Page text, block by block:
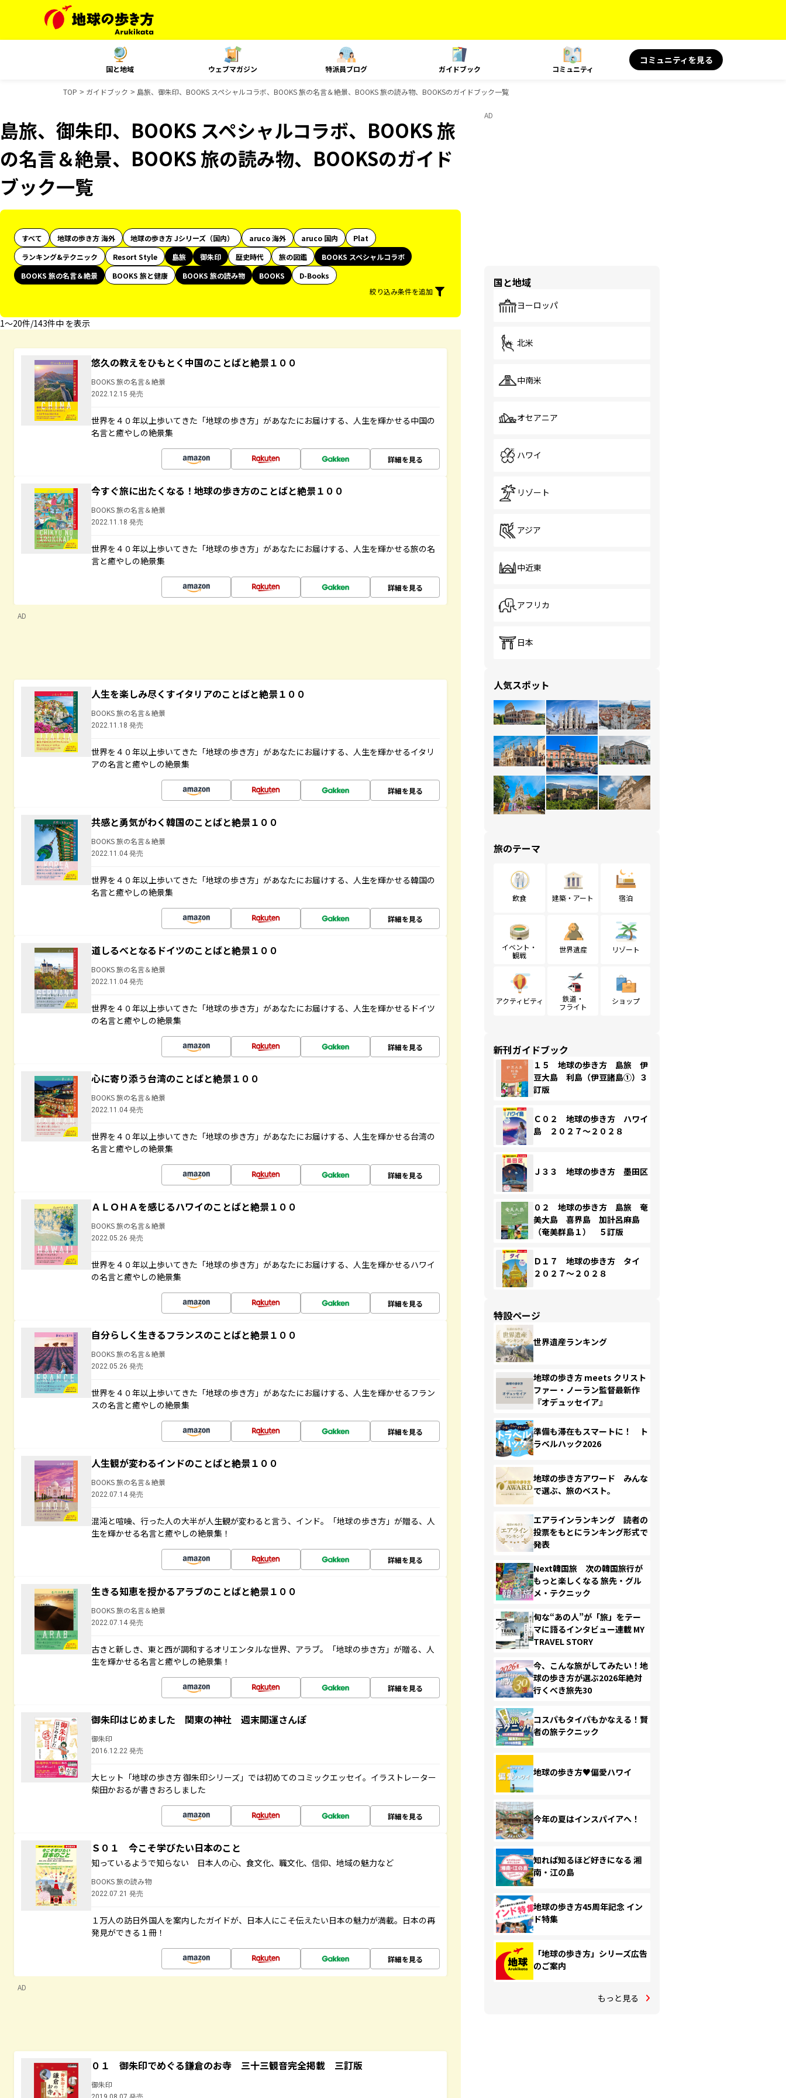
国と地域 ウェブマガジン 特派員ブログ ガイドブック コミュニティ
コミュニティを見る
TOP ガイドブック 島旅、御朱印、BOOKS スペシャルコラボ、BOOKS 旅の名言＆絶景、BOOKS 旅の読み物、BOOKSのガイドブック一覧
島旅、御朱印、BOOKS スペシャルコラボ、BOOKS 旅
の名言＆絶景、BOOKS 旅の読み物、BOOKSのガイド
ブック一覧
すべて 地球の歩き方 海外 地球の歩き方 Jシリーズ（国内） aruco 海外 aruco 国内
Plat
ランキング&テクニック
Resort Style 島旅 御朱印 歴史時代 旅の図鑑
BOOKS スペシャルコラボ
BOOKS 旅の名言＆絶景
BOOKS 旅と健康 BOOKS 旅の読み物 BOOKS
D-Books
絞り込み条件を追加
1〜20件/143件中 を表示
悠久の教えをひもとく中国のことばと絶景１００
BOOKS 旅の名言＆絶景
2022.12.15 発売
世界を４０年以上歩いてきた「地球の歩き方」があなたにお届けする、人生を輝かせる中国の
名言と癒やしの絶景集
詳細を見る
今すぐ旅に出たくなる！地球の歩き方のことばと絶景１００
BOOKS 旅の名言＆絶景
2022.11.18 発売
世界を４０年以上歩いてきた「地球の歩き方」があなたにお届けする、人生を輝かせる旅の名
言と癒やしの絶景集
詳細を見る
AD
人生を楽しみ尽くすイタリアのことばと絶景１００
BOOKS 旅の名言＆絶景
2022.11.18 発売
世界を４０年以上歩いてきた「地球の歩き方」があなたにお届けする、人生を輝かせるイタリ
アの名言と癒やしの絶景集
詳細を見る
共感と勇気がわく韓国のことばと絶景１００
BOOKS 旅の名言＆絶景
2022.11.04 発売
世界を４０年以上歩いてきた「地球の歩き方」があなたにお届けする、人生を輝かせる韓国の
名言と癒やしの絶景集
詳細を見る
道しるべとなるドイツのことばと絶景１００
BOOKS 旅の名言＆絶景
2022.11.04 発売
世界を４０年以上歩いてきた「地球の歩き方」があなたにお届けする、人生を輝かせるドイツ
の名言と癒やしの絶景集
詳細を見る
心に寄り添う台湾のことばと絶景１００
BOOKS 旅の名言＆絶景
2022.11.04 発売
世界を４０年以上歩いてきた「地球の歩き方」があなたにお届けする、人生を輝かせる台湾の
名言と癒やしの絶景集
詳細を見る
ＡＬＯＨＡを感じるハワイのことばと絶景１００
BOOKS 旅の名言＆絶景
2022.05.26 発売
世界を４０年以上歩いてきた「地球の歩き方」があなたにお届けする、人生を輝かせるハワイ
の名言と癒やしの絶景集
詳細を見る
自分らしく生きるフランスのことばと絶景１００
BOOKS 旅の名言＆絶景
2022.05.26 発売
世界を４０年以上歩いてきた「地球の歩き方」があなたにお届けする、人生を輝かせるフラン
スの名言と癒やしの絶景集
詳細を見る
人生観が変わるインドのことばと絶景１００
BOOKS 旅の名言＆絶景
2022.07.14 発売
混沌と喧噪、行った人の大半が人生観が変わると言う、インド。「地球の歩き方」が贈る、人
生を輝かせる名言と癒やしの絶景集！
詳細を見る
生きる知恵を授かるアラブのことばと絶景１００
BOOKS 旅の名言＆絶景
2022.07.14 発売
古きと新しき、東と西が調和するオリエンタルな世界、アラブ。「地球の歩き方」が贈る、人
生を輝かせる名言と癒やしの絶景集！
詳細を見る
御朱印はじめました 関東の神社 週末開運さんぽ
御朱印
2016.12.22 発売
大ヒット「地球の歩き方 御朱印シリーズ」では初めてのコミックエッセイ。イラストレーター
柴田かおるが書きおろしました
詳細を見る
Ｓ０１ 今こそ学びたい日本のこと
知っているようで知らない 日本人の心、食文化、職文化、信仰、地域の魅力など
BOOKS 旅の読み物
2022.07.21 発売
１万人の訪日外国人を案内したガイドが、日本人にこそ伝えたい日本の魅力が満載。日本の再
発見ができる１冊！
詳細を見る
AD
０１ 御朱印でめぐる鎌倉のお寺 三十三観音完全掲載 三訂版
御朱印
AD
国と地域
ヨーロッパ
北米
中南米
オセアニア
ハワイ
リゾート
アジア
中近東
アフリカ
日本
人気スポット
旅のテーマ
飲食 建築・アート 宿泊
イベント・
観戦
世界遺産 リゾート
アクティビティ
鉄道・
フライト
ショップ
新刊ガイドブック
１５ 地球の歩き方 島旅 伊
豆大島 利島（伊豆諸島①）３
訂版
Ｃ０２ 地球の歩き方 ハワイ
島 ２０２７～２０２８
Ｊ３３ 地球の歩き方 墨田区
０２ 地球の歩き方 島旅 奄
美大島 喜界島 加計呂麻島
（奄美群島１） ５訂版
Ｄ１７ 地球の歩き方 タイ
２０２７～２０２８
特設ページ
世界遺産ランキング
地球の歩き方 meets クリスト
ファー・ノーラン監督最新作
『オデュッセイア』
準備も滞在もスマートに！ ト
ラベルハック2026
地球の歩き方アワード みんな
で選ぶ、旅のベスト。
エアラインランキング 読者の
投票をもとにランキング形式で
発表
Next韓国旅 次の韓国旅行が
もっと楽しくなる 旅先・グル
メ・テクニック
旬な“あの人”が「旅」をテー
マに語るインタビュー連載 MY
TRAVEL STORY
今、こんな旅がしてみたい！地
球の歩き方が選ぶ2026年絶対
行くべき旅先30
コスパもタイパもかなえる！賢
者の旅テクニック
地球の歩き方♥偏愛ハワイ
今年の夏はインスパイアへ！
知れば知るほど好きになる 湘
南・江の島
地球の歩き方45周年記念 イン
ド特集
「地球の歩き方」シリーズ広告
のご案内
もっと見る